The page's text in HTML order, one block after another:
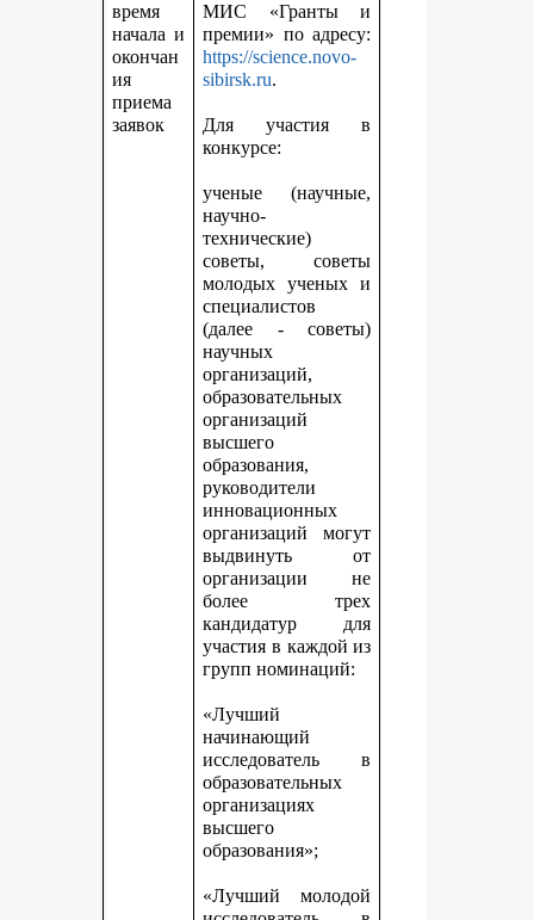
время
начала и
окончан
ия
приема
заявок
МИС «Гранты и
премии» по адресу:
https://science.novo-
sibirsk.ru.
Для участия в
конкурсе:
ученые (научные,
научно-
технические)
советы, советы
молодых ученых и
специалистов
(далее - советы)
научных
организаций,
образовательных
организаций
высшего
образования,
руководители
инновационных
организаций могут
выдвинуть от
организации не
более трех
кандидатур для
участия в каждой из
групп номинаций:
«Лучший
начинающий
исследователь в
образовательных
организациях
высшего
образования»;
«Лучший молодой